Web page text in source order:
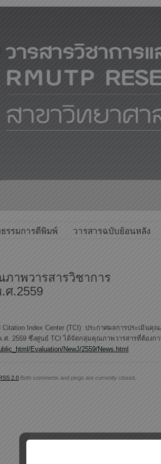
ธรรมการตีพิมพ์ วารสารฉบับย้อนหลัง
าพวารสารวิชาการ
ศ.2559
Index Center (TCI) ประกาศผลการประเมินคุ
. 2559 ซึ่งศูนย์ TCI ได้จัดกลุ่มคุณภาพวารสารที่ต้องกา
Evaluation/NewJ/2559/News.html
2.0 Both comments and pings are currently closed.